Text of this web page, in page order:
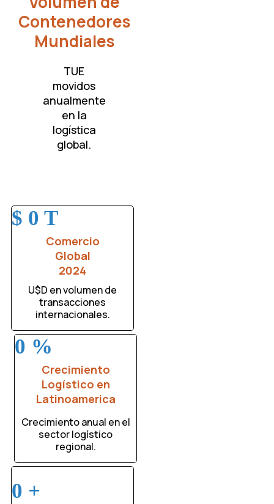
Contenedores
Mundiales
TUE
movidos
anualmente
en la
logística
global.
$ 0 T
Comercio
Global
2024
U$D en volumen de
transacciones
internacionales.
0 %
Crecimiento
Logístico en
Latinoamerica
Crecimiento anual en el
sector logístico
regional.
0 +